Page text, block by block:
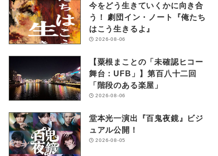
今をどう生きていくかに向き合
う！ 劇団イン・ノート『俺たち
はこう生きるよ』
2026-08-06
【粟根まことの「未確認ヒコー
舞台：UFB」】第百八十二回
「階段のある楽屋」
2026-08-06
堂本光一演出『百鬼夜鏡』ビジ
ュアル公開！
2026-08-05